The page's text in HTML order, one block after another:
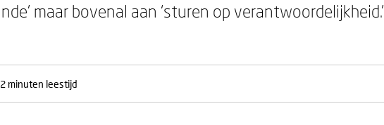
maar bovenal aan ‘sturen op verantwoordelijkheid.’
minuten leestijd